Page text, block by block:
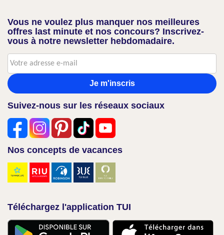
Vous ne voulez plus manquer nos meilleures
offres last minute et nos concours? Inscrivez-
vous à notre newsletter hebdomadaire.
Je m'inscris
Suivez-nous sur les réseaux sociaux
Nos concepts de vacances
Téléchargez l'application TUI